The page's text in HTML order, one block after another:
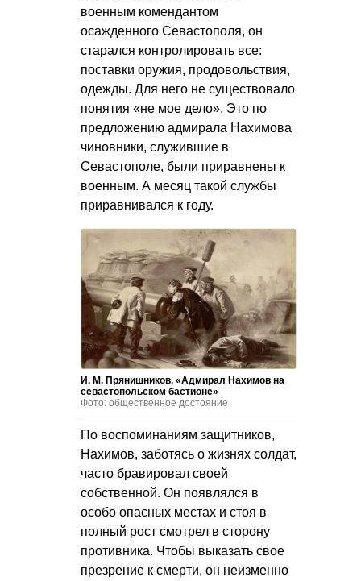
военным комендантом
осажденного Севастополя, он
старался контролировать все:
поставки оружия, продовольствия,
одежды. Для него не существовало
понятия «не мое дело». Это по
предложению адмирала Нахимова
чиновники, служившие в
Севастополе, были приравнены к
военным. А месяц такой службы
приравнивался к году.
И. М. Прянишников, «Адмирал Нахимов на
севастопольском бастионе»
Фото: общественное достояние
По воспоминаниям защитников,
Нахимов, заботясь о жизнях солдат,
часто бравировал своей
собственной. Он появлялся в
особо опасных местах и стоя в
полный рост смотрел в сторону
противника. Чтобы выказать свое
презрение к смерти, он неизменно